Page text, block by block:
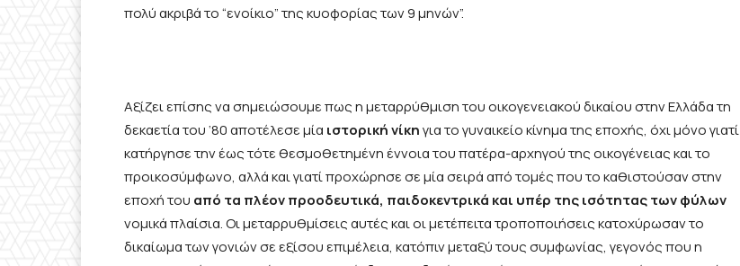
πολύ ακριβά το “ενοίκιο” της κυοφορίας των 9 μηνών”.
Αξίζει επίσης να σημειώσουμε πως η μεταρρύθμιση του οικογενειακού δικαίου στην Ελλάδα τη
δεκαετία του ‘80 αποτέλεσε μία ιστορική νίκηγια το γυναικείο κίνημα της εποχής, όχι μόνο γιατί
κατήργησε την έως τότε θεσμοθετημένη έννοια του πατέρα-αρχηγού της οικογένειας και το
προικοσύμφωνο, αλλά και γιατί προχώρησε σε μία σειρά από τομές που το καθιστούσαν στην
εποχή του από τα πλέον προοδευτικά, παιδοκεντρικά και υπέρ της ισότητας των φύλων
νομικά πλαίσια. Οι μεταρρυθμίσεις αυτές και οι μετέπειτα τροποποιήσεις κατοχύρωσαν το
δικαίωμα των γονιών σε εξίσου επιμέλεια, κατόπιν μεταξύ τους συμφωνίας, γεγονός που η